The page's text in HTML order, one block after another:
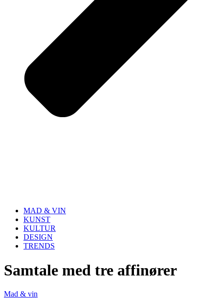
MAD & VIN
KUNST
KULTUR
DESIGN
TRENDS
Samtale med tre affinører
Mad & vin